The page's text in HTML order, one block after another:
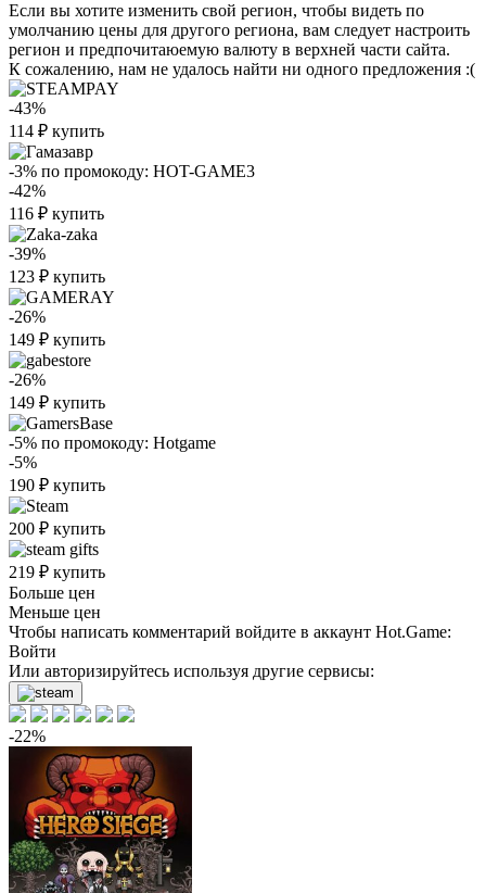
Если вы хотите изменить свой регион, чтобы видеть по
умолчанию цены для другого региона, вам следует настроить
регион и предпочитаюемую валюту в верхней части сайта.
К сожалению, нам не удалось найти ни одного предложения :(
-43%
114 ₽ купить
-3% по промокоду: HOT-GAME3
-42%
116 ₽ купить
-39%
123 ₽ купить
-26%
149 ₽ купить
-26%
149 ₽ купить
-5% по промокоду: Hotgame
-5%
190 ₽ купить
200 ₽ купить
219 ₽ купить
Больше цен
Меньше цен
Чтобы написать комментарий войдите в аккаунт Hot.Game:
Войти
Или авторизируйтесь используя другие сервисы:
-22%